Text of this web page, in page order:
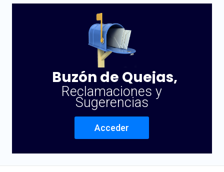
Buzón de Quejas,
Reclamaciones y
Sugerencias
Acceder